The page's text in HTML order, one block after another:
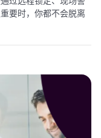
要时，你都不会脱离